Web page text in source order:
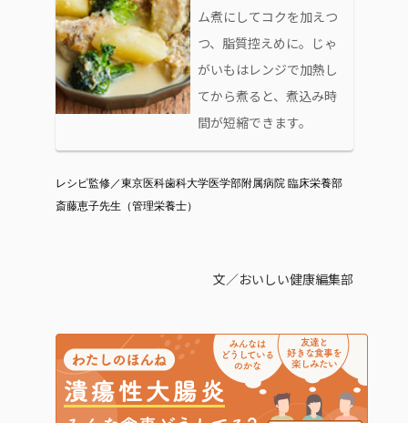
ム煮にしてコクを加えつ
つ、脂質控えめに。じゃ
がいもはレンジで加熱し
てから煮ると、煮込み時
間が短縮できます。
レシピ監修／東京医科歯科大学医学部附属病院 臨床栄養部
斎藤恵子先生（管理栄養士）
文／おいしい健康編集部